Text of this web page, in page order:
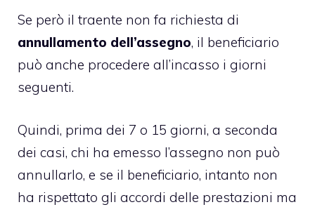
Se però il traente non fa richiesta di
annullamento dell’assegno, il beneficiario
può anche procedere all’incasso i giorni
seguenti.
Quindi, prima dei 7 o 15 giorni, a seconda
dei casi, chi ha emesso l’assegno non può
annullarlo, e se il beneficiario, intanto non
ha rispettato gli accordi delle prestazioni ma